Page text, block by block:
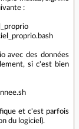
:
avec des données
si c'est bien
et c'est parfois
du logiciel).